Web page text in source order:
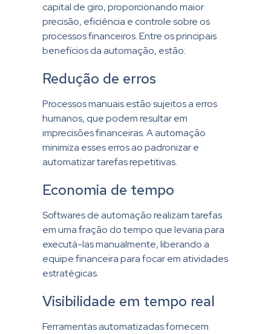
capital de giro, proporcionando maior
precisão, eficiência e controle sobre os
processos financeiros. Entre os principais
benefícios da automação, estão:
Redução de erros
Processos manuais estão sujeitos a erros
humanos, que podem resultar em
imprecisões financeiras. A automação
minimiza esses erros ao padronizar e
automatizar tarefas repetitivas.
Economia de tempo
Softwares de automação realizam tarefas
em uma fração do tempo que levaria para
executá-las manualmente, liberando a
equipe financeira para focar em atividades
estratégicas.
Visibilidade em tempo real
Ferramentas automatizadas fornecem